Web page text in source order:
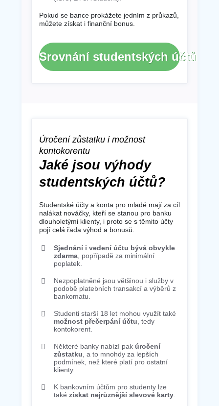
Pokud se bance prokážete jedním z průkazů,
můžete získat i finanční bonus.
Srovnání studentských účtů
Úročení zůstatku i možnost
kontokorentu
Jaké jsou výhody
studentských účtů?
Studentské účty a konta pro mladé mají za cíl
nalákat nováčky, kteří se stanou pro banku
dlouholetými klienty, i proto se s těmito účty
pojí celá řada výhod a bonusů.
Sjednání i vedení účtu bývá obvykle
zdarma , popřípadě za minimální
poplatek.
Nezpoplatněné jsou většinou i služby v
podobě platebních transakcí a výběrů z
bankomatu.
Studenti starší 18 let mohou využít také
možnost přečerpání účtu , tedy
kontokorent.
Některé banky nabízí pak úročení
zůstatku , a to mnohdy za lepších
podmínek, než které platí pro ostatní
klienty.
K bankovním účtům pro studenty lze
také získat nejrůznější slevové karty